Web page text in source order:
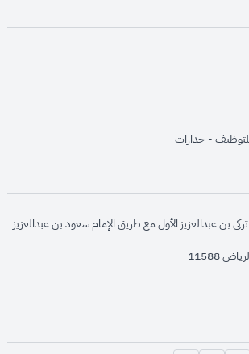
opens in new
opens in
opens in
opens in
opens in new
opens in new
- جداراتopens in new window
بن عبدالعزيز الأول مع طريق الإمام سعود بن عبدالعزيز